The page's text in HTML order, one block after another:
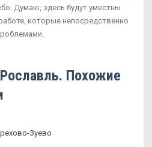
Думаю, здесь будут уместны
которые непосредственно
Похожие
Зуево